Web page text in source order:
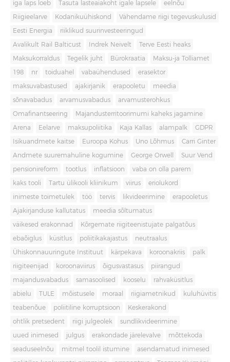
iga laps loeb Tasuta lasteaiakoht igale lapsele eelnõu
Riigieelarve Kodanikuühiskond Vähendame riigi tegevuskulusid
Eesti Energia riiklikud suurinvesteeringud
Avalikult Rail Balticust Indrek Neivelt Terve Eesti heaks
Maksukorraldus Tegelik juht Bürokraatia Maksu-ja Tolliamet
198 nr toiduahel vabaühendused erasektor
maksuvabastused ajakirjanik erapooletu meedia
sõnavabadus arvamusvabadus arvamusterohkus
Omafinantseering Majandusterritoorimumi kaheks jagamine
Arena Eelarve maksupoliitika Kaja Kallas alampalk GDPR
Isikuandmete kaitse Euroopa Kohus Uno Lõhmus Carri Ginter
Andmete suuremahuline kogumine George Orwell Suur Vend
pensionireform tootlus inflatsioon vaba on olla parem
kaks tooli Tartu ülikooli kliinikum viirus eriolukord
inimeste toimetulek töö tervis likvideerimine erapooletus
Ajakirjanduse kallutatus meedia sõltumatus
väikesed erakonnad Kõrgemate riigiteenistujate palgatõus
ebaõiglus küsitlus poliitikakajastus neutraalus
Ühiskonnauuringute Instituut kärpekava koroonakriis palk
riigiteenijad koroonaviirus õigusvastasus piirangud
majandusvabadus samasoolised kooselu rahvaküsitlus
abielu TULE mõistusele moraal riigiametnikud kuluhüvitis
teabenõue poliitiline korruptsioon Keskerakond
ohtlik pretsedent riigi julgeolek sundlikvideerimine
uued inimesed julgus erakondade järelevalve mõttekoda
seaduseelnõu mitmel toolil istumine asendamatud inimesed